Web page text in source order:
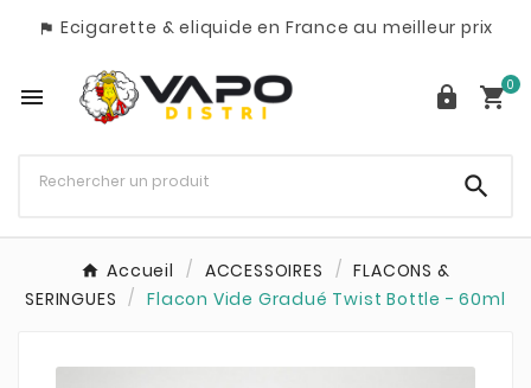
 Ecigarette & eliquide en France au meilleur prix
  0

Accueil ACCESSOIRES
FLACONS &
SERINGUES
Flacon Vide Gradué Twist Bottle - 60ml